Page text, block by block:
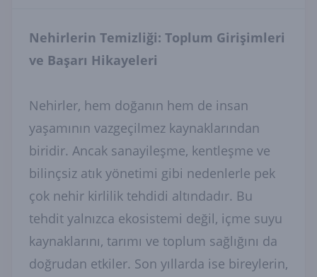
Nehirlerin Temizliği: Toplum Girişimleri
ve Başarı Hikayeleri
Nehirler, hem doğanın hem de insan
yaşamının vazgeçilmez kaynaklarından
biridir. Ancak sanayileşme, kentleşme ve
bilinçsiz atık yönetimi gibi nedenlerle pek
çok nehir kirlilik tehdidi altındadır. Bu
tehdit yalnızca ekosistemi değil, içme suyu
kaynaklarını, tarımı ve toplum sağlığını da
doğrudan etkiler. Son yıllarda ise bireylerin,